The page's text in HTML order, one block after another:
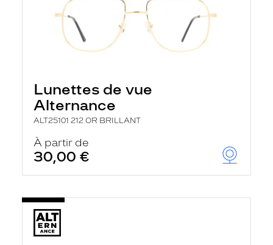
Lunettes de vue
Alternance
ALT25101 212 OR BRILLANT
À partir de
30,00 €